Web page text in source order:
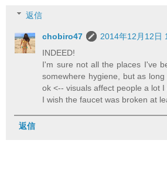
返信
chobiro47
2014年12月12日
INDEED!
I'm sure not all the places I've
somewhere hygiene, but as
ok <-- visuals affect people a lot I
I wish the faucet was broken at
返信